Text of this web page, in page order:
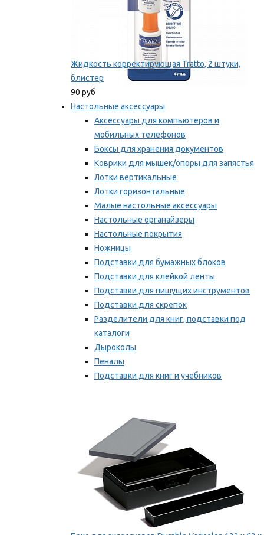
Жидкость корректирующая Tratto, 2 штуки,
блистер
90 руб
Настольные аксессуары
Аксессуары для компьютеров и
мобильных телефонов
Боксы для хранения документов
Коврики для мышек/опоры для запястья
Лотки вертикальные
Лотки горизонтальные
Малые настольные аксессуары
Настольные органайзеры
Настольные покрытия
Ножницы
Подставки для бумажных блоков
Подставки для клейкой ленты
Подставки для пишущих инструментов
Подставки для скрепок
Разделители для книг, подставки под
каталоги
Дыроколы
Пеналы
Подставки для книг и учебников